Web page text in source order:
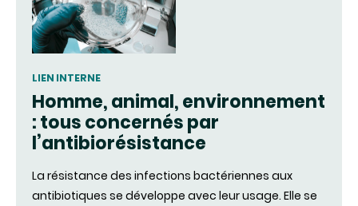
LIEN INTERNE
Homme, animal, environnement
: tous concernés par
l’antibiorésistance
La résistance des infections bactériennes aux
antibiotiques se développe avec leur usage. Elle se